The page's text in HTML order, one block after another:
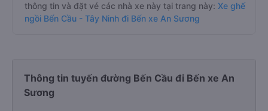
thông tin và đặt vé các nhà xe này tại trang này: Xe ghế
ngồi Bến Cầu - Tây Ninh đi Bến xe An Sương
Thông tin tuyến đường Bến Cầu đi Bến xe An
Sương